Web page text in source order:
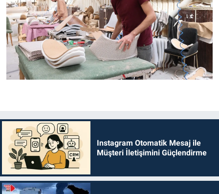
Instagram Otomatik Mesaj ile
Müşteri İletişimini Güçlendirme